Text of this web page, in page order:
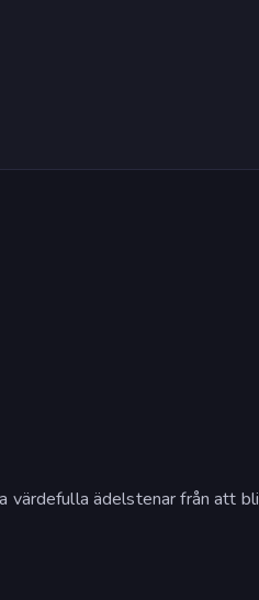
värdefulla ädelstenar från att bli